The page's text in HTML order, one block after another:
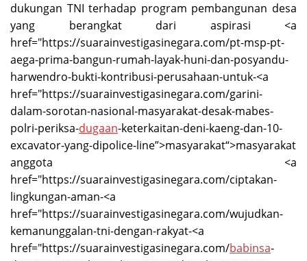
dukungan TNI terhadap program pembangunan desa
yang berangkat dari aspirasi <a
href="https://suarainvestigasinegara.com/pt-msp-pt-
aega-prima-bangun-rumah-layak-huni-dan-posyandu-
harwendro-bukti-kontribusi-perusahaan-untuk-<a
href="https://suarainvestigasinegara.com/garini-
dalam-sorotan-nasional-masyarakat-desak-mabes-
polri-periksa-dugaan-keterkaitan-deni-kaeng-dan-10-
excavator-yang-dipolice-line”>masyarakat“>masyarakat
anggota <a
href="https://suarainvestigasinegara.com/ciptakan-
lingkungan-aman-<a
href="https://suarainvestigasinegara.com/wujudkan-
kemanunggalan-tni-dengan-rakyat-<a
href="https://suarainvestigasinegara.com/babinsa-